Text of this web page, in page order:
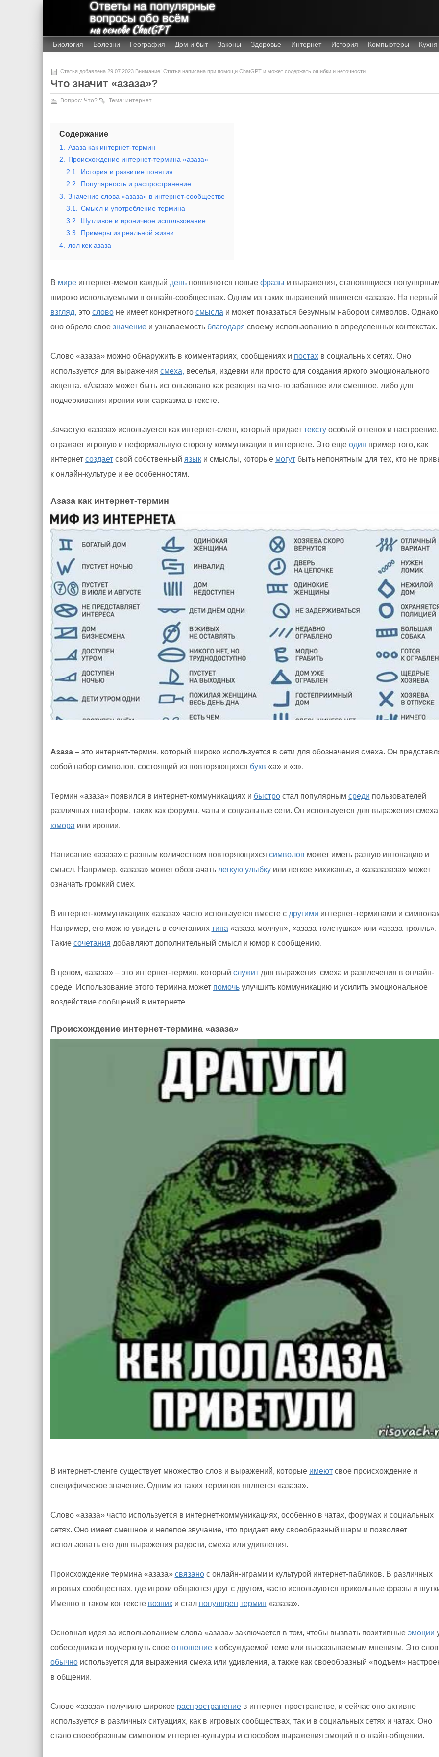
Ответы на популярные
вопросы обо всём
на основе ChatGPT
Биология Болезни География Дом и быт Законы Здоровье Интернет История Компьютеры Кухня
Статья добавлена 29.07.2023 Внимание! Статья написана при помощи ChatGPT и может содержать ошибки и неточности.
Что значит «азаза»?
Вопрос: Что? Тема: интернет
Содержание
1.
Азаза как интернет-термин
2.
Происхождение интернет-термина «азаза»
2.1.
История и развитие понятия
2.2.
Популярность и распространение
3.
Значение слова «азаза» в интернет-сообществе
3.1.
Смысл и употребление термина
3.2.
Шутливое и ироничное использование
3.3.
Примеры из реальной жизни
4.
лол кек азаза
В миреинтернет-мемов каждый деньпоявляются новые фразы и выражения, становящиеся
широко используемыми в онлайн-сообществах. Одним из таких выражений является «азаза». На первый
взгляд, это словоне имеет конкретного смысла и может показаться безумным набором символов.
оно обрело свое значениеи узнаваемость благодаря своему использованию в определенных контекстах.
Слово «азаза» можно обнаружить в комментариях, сообщениях и постахв социальных сетях. Оно
используется для выражения смеха, веселья, издевки или просто для создания яркого эмоционального
акцента. «Азаза» может быть использовано как реакция на что-то забавное или смешное, либо для
подчеркивания иронии или сарказма в тексте.
Зачастую «азаза» используется как интернет-сленг, который придает текстуособый оттенок и
отражает игровую и неформальную сторону коммуникации в интернете. Это еще один пример того, как
интернет создаетсвой собственный языки смыслы, которые могутбыть непонятным для тех, кто не
к онлайн-культуре и ее особенностям.
Азаза как интернет-термин
Азаза– это интернет-термин, который широко используется в сети для обозначения смеха. Он
собой набор символов, состоящий из повторяющихся букв «а» и «з».
Термин «азаза» появился в интернет-коммуникациях и быстростал популярным среди пользователей
различных платформ, таких как форумы, чаты и социальные сети. Он используется для выражения
юмора или иронии.
Написание «азаза» с разным количеством повторяющихся символов может иметь разную интонацию и
смысл. Например, «азаза» может обозначать легкую улыбкуили легкое хихиканье, а «азазазаза» может
означать громкий смех.
В интернет-коммуникациях «азаза» часто используется вместе с другими интернет-терминами и
Например, его можно увидеть в сочетаниях типа «азаза-молчун», «азаза-толстушка» или «азаза-тролль».
Такие сочетания добавляют дополнительный смысл и юмор к сообщению.
В целом, «азаза» – это интернет-термин, который служитдля выражения смеха и развлечения в онлайн-
среде. Использование этого термина может помочьулучшить коммуникацию и усилить эмоциональное
воздействие сообщений в интернете.
Происхождение интернет-термина «азаза»
В интернет-сленге существует множество слов и выражений, которые имеютсвое происхождение и
специфическое значение. Одним из таких терминов является «азаза».
Слово «азаза» часто используется в интернет-коммуникациях, особенно в чатах, форумах и социальных
сетях. Оно имеет смешное и нелепое звучание, что придает ему своеобразный шарм и позволяет
использовать его для выражения радости, смеха или удивления.
Происхождение термина «азаза» связанос онлайн-играми и культурой интернет-пабликов. В различных
игровых сообществах, где игроки общаются друг с другом, часто используются прикольные фразы и
Именно в таком контексте возники стал популярен термин «азаза».
Основная идея за использованием слова «азаза» заключается в том, чтобы вызвать позитивные эмоции
собеседника и подчеркнуть свое отношениек обсуждаемой теме или высказываемым мнениям. Это
обычноиспользуется для выражения смеха или удивления, а также как своеобразный «подъем»
в общении.
Слово «азаза» получило широкое распространениев интернет-пространстве, и сейчас оно активно
используется в различных ситуациях, как в игровых сообществах, так и в социальных сетях и чатах. Оно
стало своеобразным символом интернет-культуры и способом выражения эмоций в онлайн-общении.